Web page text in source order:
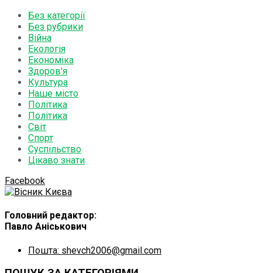
Без категорії
Без рубрики
Війна
Екологія
Економіка
Здоров'я
Культура
Наше місто
Політика
Політика
Світ
Спорт
Суспільство
Цікаво знати
Facebook
Головний редактор:
Павло Аніськович
Пошта: shevch2006@gmail.com